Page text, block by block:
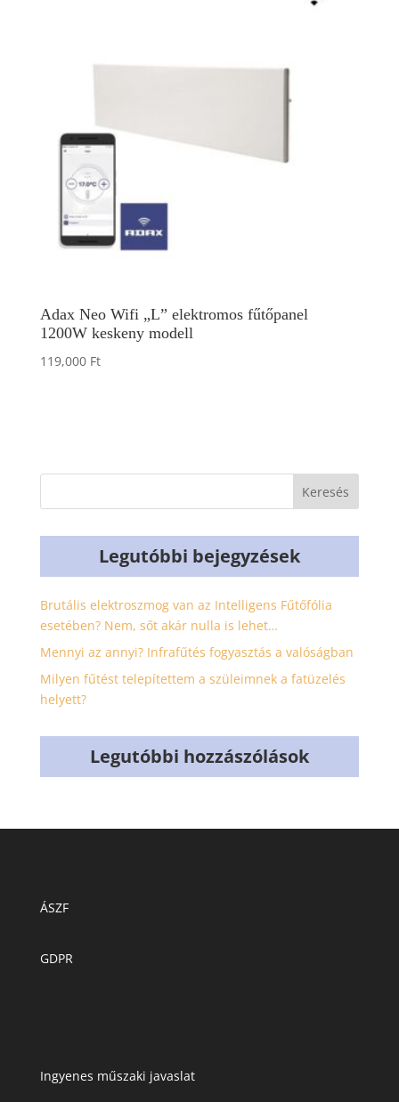
Adax Neo Wifi „L” elektromos fűtőpanel
1200W keskeny modell
119,000 Ft
Legutóbbi bejegyzések
Brutális elektroszmog van az Intelligens Fűtőfólia
esetében? Nem, sőt akár nulla is lehet…
Mennyi az annyi? Infrafűtés fogyasztás a valóságban
Milyen fűtést telepítettem a szüleimnek a fatüzelés
helyett?
Legutóbbi hozzászólások
ÁSZF
GDPR
Ingyenes műszaki javaslat